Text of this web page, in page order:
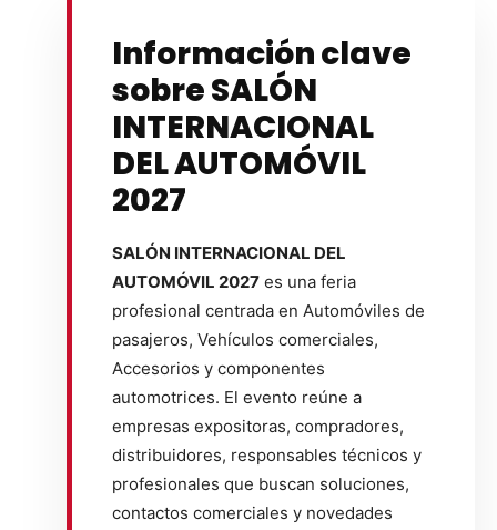
Información clave
sobre SALÓN
INTERNACIONAL
DEL AUTOMÓVIL
2027
SALÓN INTERNACIONAL DEL
AUTOMÓVIL 2027 es una feria
profesional centrada en Automóviles de
pasajeros, Vehículos comerciales,
Accesorios y componentes
automotrices. El evento reúne a
empresas expositoras, compradores,
distribuidores, responsables técnicos y
profesionales que buscan soluciones,
contactos comerciales y novedades